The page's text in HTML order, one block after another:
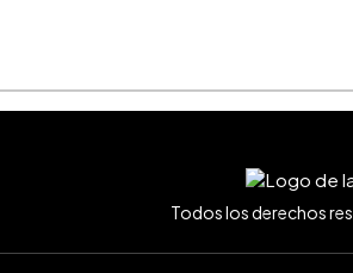
Todos los derechos